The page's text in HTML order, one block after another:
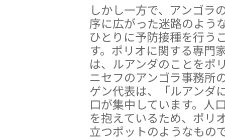
しかし一方で、アンゴラ
序に広がった迷路のよう
ひとりに予防接種を行う
す。ポリオに関する専門
は、ルアンダのことをポ
ニセフのアンゴラ事務所
ゲン代表は、「ルアンダ
口が集中しています。人
を抱えているため、ポリ
立つポットのようなもの